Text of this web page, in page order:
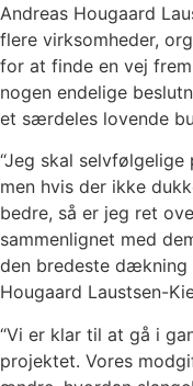
Andreas Hougaard
flere virksomheder,
for at finde en vej
nogen endelige
et særdeles lovende
“Jeg skal
men hvis der ikke
bedre, så er jeg ret
sammenlignet med
den bredeste dækning
Hougaard Laustsen-
“Vi er klar til at gå i
projektet. Vores